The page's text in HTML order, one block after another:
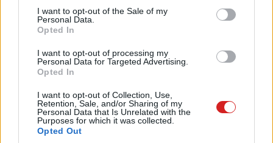
consent section.
I want to opt-out of the Sale of my
Personal Data.
Opted In
I want to opt-out of processing my
Personal Data for Targeted Advertising.
Opted In
I want to opt-out of Collection, Use,
Retention, Sale, and/or Sharing of my
Personal Data that Is Unrelated with the
Purposes for which it was collected.
Opted Out
A Google nem adja éppen olcsón az eszközt, hiszen
megszokott módon a vásárlóknak 1500 dollárt – olyan
330 ezer forintot – kell letenniük érte az asztalra, viszont
a keddi akció során jár hozzá egy ingyenes
szemüvegkeret vagy napszemüveges előtét. Fontos